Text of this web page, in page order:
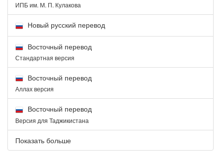
ИПБ им. М. П. Кулакова
Новый русский перевод
Восточный перевод
Стандартная версия
Восточный перевод
Аллах версия
Восточный перевод
Версия для Таджикистана
Показать больше